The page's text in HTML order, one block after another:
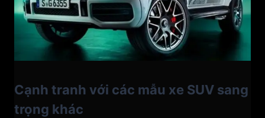
Cạnh tranh với các mẫu xe SUV sang
trọng khác